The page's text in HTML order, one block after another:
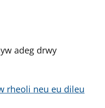
adeg drwy
rheoli neu eu dileu